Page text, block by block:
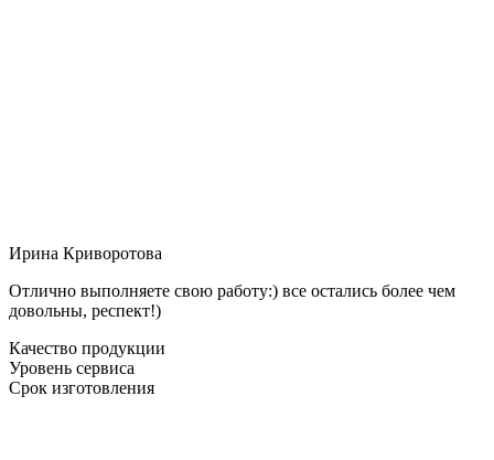
Ирина Криворотова
Отлично выполняете свою работу:) все остались более чем
довольны, респект!)
Качество продукции
Уровень сервиса
Срок изготовления